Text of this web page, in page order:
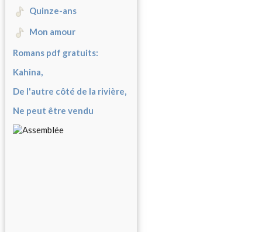
Quinze-ans
Mon amour
Romans pdf gratuits:
Kahina,
De l'autre côté de la rivière,
Ne peut être vendu